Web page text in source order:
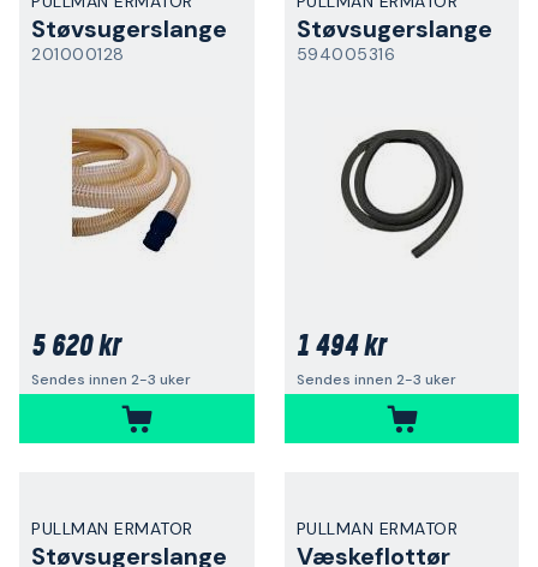
Støvsugerslange
201000128
5 620 kr
Sendes innen 2-3 uker
Støvsugerslange
594005316
1 494 kr
Sendes innen 2-3 uker
PULLMAN ERMATOR
Støvsugerslange
PULLMAN ERMATOR
Væskeflottør